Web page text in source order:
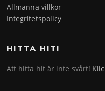
Allmänna villkor
Integritetspolicy
HITTA HIT!
Att hitta hit är inte svårt!